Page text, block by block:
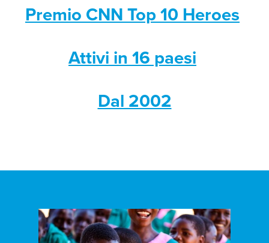
Premio CNN Top 10 Heroes
Attivi in 16 paesi
Dal 2002